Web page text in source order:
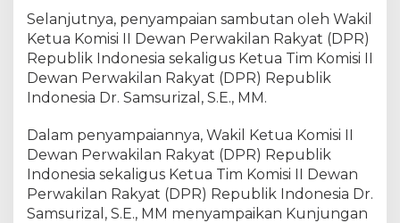
r
o
v
i
n
i
R
a
u
Selanjutnya, penyampaian sambutan oleh Wakil
Ketua Komisi II Dewan Perwakilan Rakyat (DPR)
Republik Indonesia sekaligus Ketua Tim Komisi II
Dewan Perwakilan Rakyat (DPR) Republik
Indonesia Dr. Samsurizal, S.E., MM.
Dalam penyampaiannya, Wakil Ketua Komisi II
Dewan Perwakilan Rakyat (DPR) Republik
Indonesia sekaligus Ketua Tim Komisi II Dewan
Perwakilan Rakyat (DPR) Republik Indonesia Dr.
Samsurizal, S.E., MM menyampaikan Kunjungan